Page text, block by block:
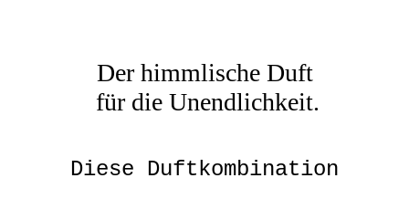
Der himmlische Duft
für die Unendlichkeit.
Diese Duftkombination